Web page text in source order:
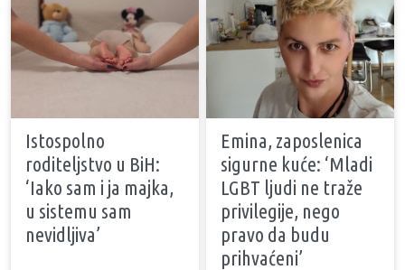
Istospolno
roditeljstvo u BiH:
‘Iako sam i ja majka,
u sistemu sam
nevidljiva’
Emina, zaposlenica
sigurne kuće: ‘Mladi
LGBT ljudi ne traže
privilegije, nego
pravo da budu
prihvaćeni’